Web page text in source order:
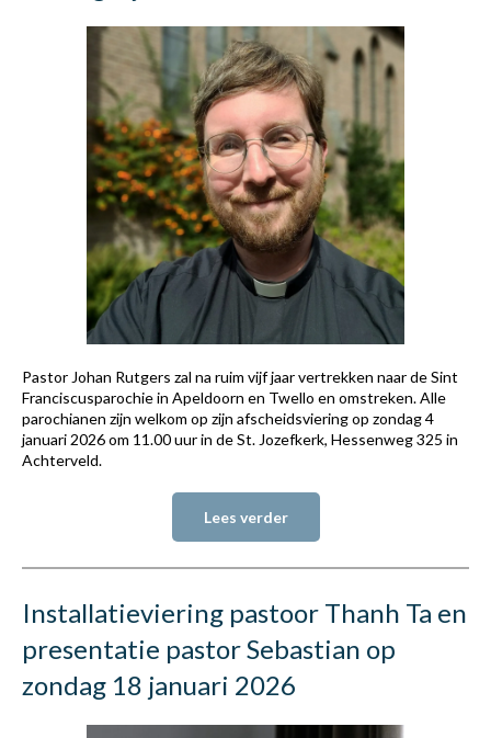
Pastor Johan Rutgers zal na ruim vijf jaar vertrekken naar de Sint
Franciscusparochie in Apeldoorn en Twello en omstreken. Alle
parochianen zijn welkom op zijn afscheidsviering op zondag 4
januari 2026 om 11.00 uur in de St. Jozefkerk, Hessenweg 325 in
Achterveld.
Lees verder
Installatieviering pastoor Thanh Ta en
presentatie pastor Sebastian op
zondag 18 januari 2026